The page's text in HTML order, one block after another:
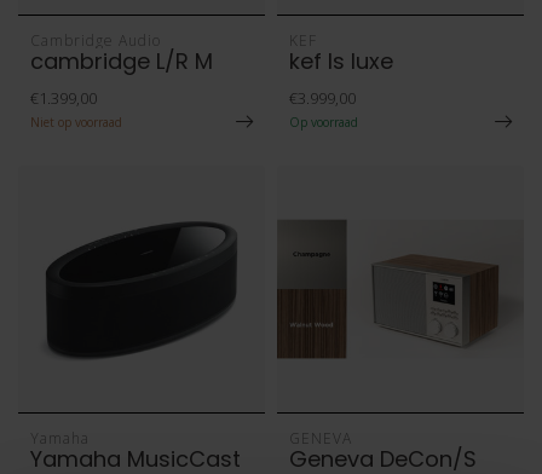
Cambridge Audio
cambridge L/R M
€1.399,00
Niet op voorraad
KEF
kef ls luxe
€3.999,00
Op voorraad
Yamaha
Yamaha MusicCast
GENEVA
Geneva DeCon/S